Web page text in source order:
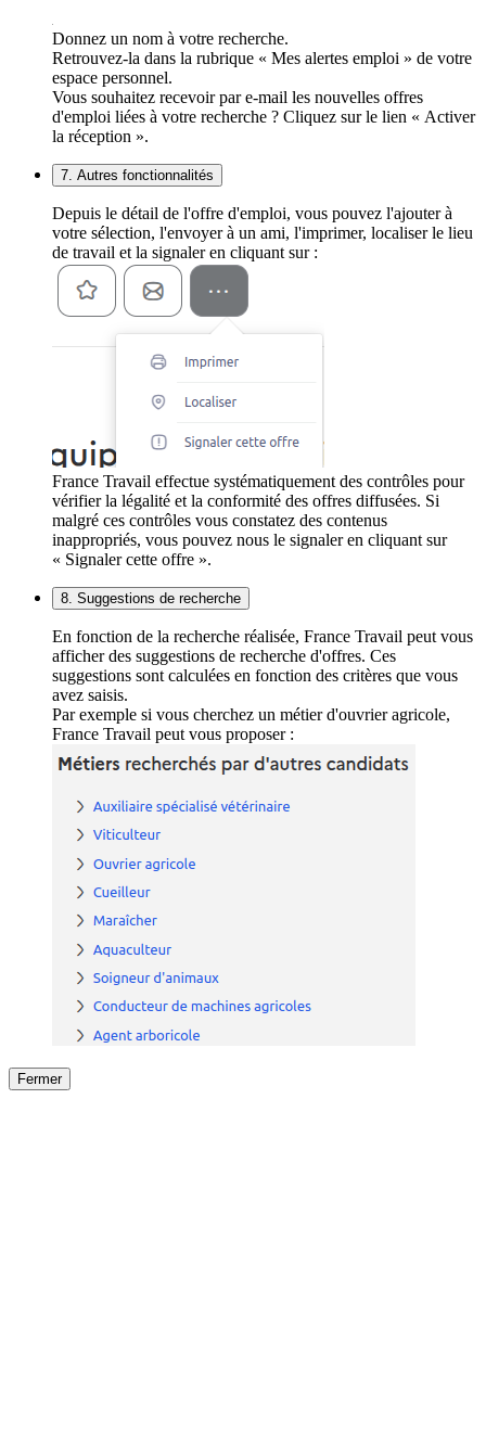
Donnez un nom à votre recherche.
Retrouvez-la dans la rubrique « Mes alertes emploi » de votre
espace personnel.
Vous souhaitez recevoir par e-mail les nouvelles offres
d'emploi liées à votre recherche ? Cliquez sur le lien « Activer
la réception ».
7. Autres fonctionnalités
Depuis le détail de l'offre d'emploi, vous pouvez l'ajouter à
votre sélection, l'envoyer à un ami, l'imprimer, localiser le lieu
de travail et la signaler en cliquant sur :
France Travail effectue systématiquement des contrôles pour
vérifier la légalité et la conformité des offres diffusées. Si
malgré ces contrôles vous constatez des contenus
inappropriés, vous pouvez nous le signaler en cliquant sur
« Signaler cette offre ».
8. Suggestions de recherche
En fonction de la recherche réalisée, France Travail peut vous
afficher des suggestions de recherche d'offres. Ces
suggestions sont calculées en fonction des critères que vous
avez saisis.
Par exemple si vous cherchez un métier d'ouvrier agricole,
France Travail peut vous proposer :
Fermer